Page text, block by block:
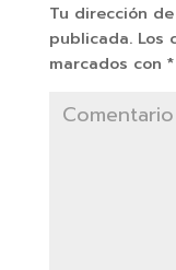
Tu dirección
publicada. Los
marcados con *